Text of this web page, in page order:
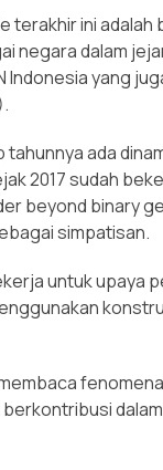
terakhir ini adalah
negara dalam
Indonesia yang
ada
2017 sudah
beyond binary
simpatisan.
untuk upaya
fenomena